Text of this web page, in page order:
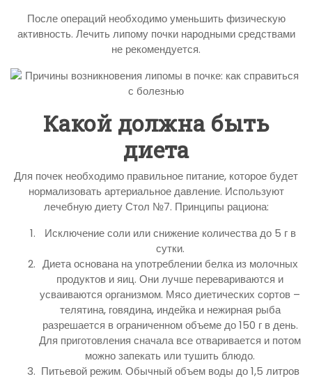
После операций необходимо уменьшить физическую
активность. Лечить липому почки народными средствами
не рекомендуется.
Какой должна быть
диета
Для почек необходимо правильное питание, которое будет
нормализовать артериальное давление. Используют
лечебную диету Стол №7. Принципы рациона:
Исключение соли или снижение количества до 5 г в
сутки.
Диета основана на употреблении белка из молочных
продуктов и яиц. Они лучше перевариваются и
усваиваются организмом. Мясо диетических сортов –
телятина, говядина, индейка и нежирная рыба
разрешается в ограниченном объеме до 150 г в день.
Для приготовления сначала все отваривается и потом
можно запекать или тушить блюдо.
Питьевой режим. Обычный объем воды до 1,5 литров